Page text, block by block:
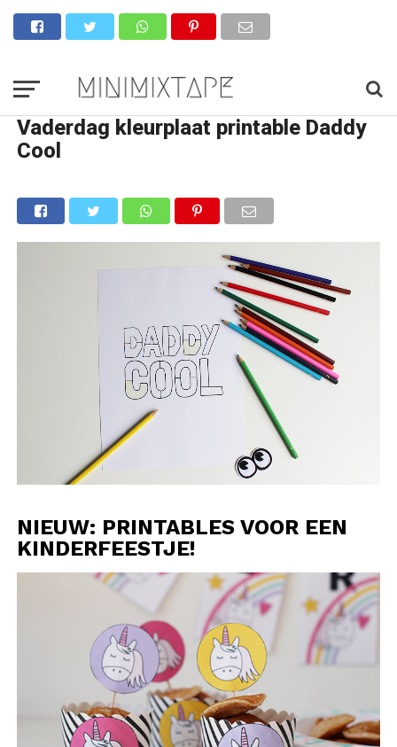
Vaderdag kleurplaat printable Daddy
Cool
NIEUW: PRINTABLES VOOR EEN
KINDERFEESTJE!